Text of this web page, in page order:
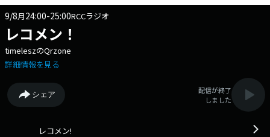
9/8月24:00-25:00RCCラジオ
レコメン！
timeleszのQrzone
詳細情報を見る
シェア
配信が終了
しました
レコメン!